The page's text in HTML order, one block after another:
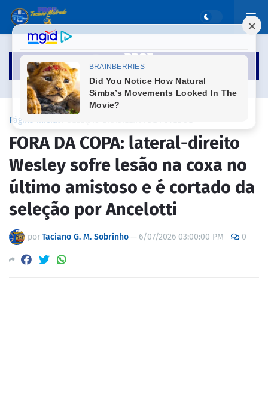
Página inicial
FORA DA COPA: lateral-direito
Wesley sofre lesão na coxa no
último amistoso e é cortado da
seleção por Ancelotti
porTaciano G. M. Sobrinho— 6/07/2026 03:00:00 PM 0